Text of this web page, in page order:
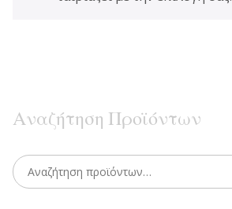
Αναζήτηση Προϊόντων
Search for: